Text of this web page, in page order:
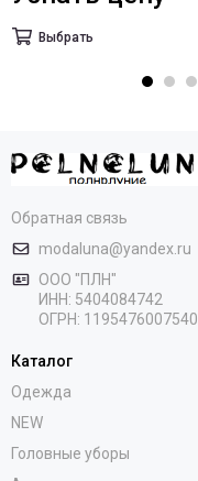
Выбрать
Обратная связь
modaluna@yandex.ru
ООО "ПЛН"
ИНН: 5404084742
ОГРН: 1195476007540
Каталог
Одежда
NEW
Головные уборы